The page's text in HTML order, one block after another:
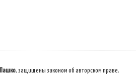
Пашко, защищены законом об авторском праве.